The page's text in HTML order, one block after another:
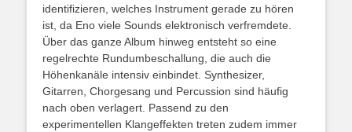
identifizieren, welches Instrument gerade zu hören
ist, da Eno viele Sounds elektronisch verfremdete.
Über das ganze Album hinweg entsteht so eine
regelrechte Rundumbeschallung, die auch die
Höhenkanäle intensiv einbindet. Synthesizer,
Gitarren, Chorgesang und Percussion sind häufig
nach oben verlagert. Passend zu den
experimentellen Klangeffekten treten zudem immer